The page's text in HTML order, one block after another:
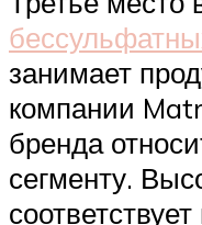
занимает
компании
бренда
сегменту.